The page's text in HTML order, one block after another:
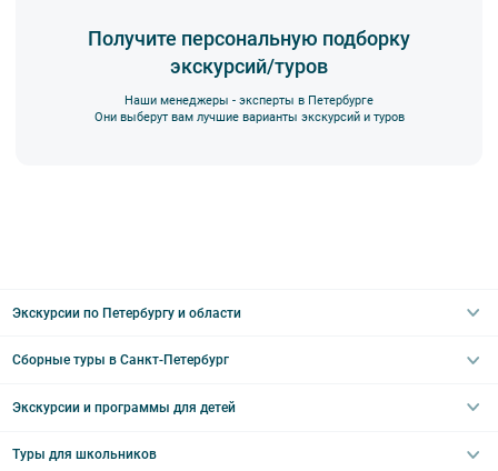
Получите персональную подборку
экскурсий/туров
Наши менеджеры - эксперты в Петербурге
Они выберут вам лучшие варианты экскурсий и туров
Экскурсии по Петербургу и области
Интерьерные
Сборные туры в Санкт-Петербург
Туры в Санкт-Петербург на 2 дня
Экскурсии и программы для детей
Туры для школьников